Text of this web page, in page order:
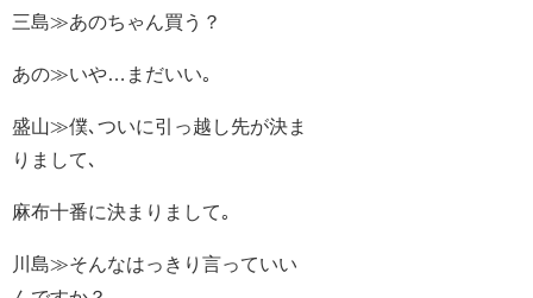
三島≫あのちゃん買う？
あの≫いや…まだいい｡
盛山≫僕､ついに引っ越し先が決ま
りまして､
麻布十番に決まりまして｡
川島≫そんなはっきり言っていい